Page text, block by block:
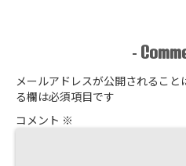
-
メールアドレスが公開されること
る欄は必須項目です
コメント ※